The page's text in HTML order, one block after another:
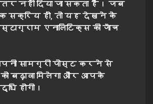
नहीं दिया जा सकता है। जब
हों, तो यह देखने के
एनालिटिक्स की जाँच
सामग्री पोस्ट करने से
बढ़ावा मिलेगा और आपके
होगी।